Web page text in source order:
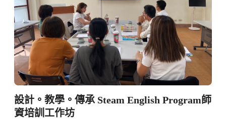
設計。教學。傳承 Steam English Program師
資培訓工作坊